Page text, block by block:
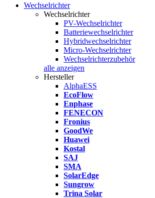
Wechselrichter
Wechselrichter
PV-Wechselrichter
Batteriewechselrichter
Hybridwechselrichter
Micro-Wechselrichter
Wechselrichterzubehör
alle anzeigen
Hersteller
AlphaESS
EcoFlow
Enphase
FENECON
Fronius
GoodWe
Huawei
Kostal
SAJ
SMA
SolarEdge
Sungrow
Trina Solar